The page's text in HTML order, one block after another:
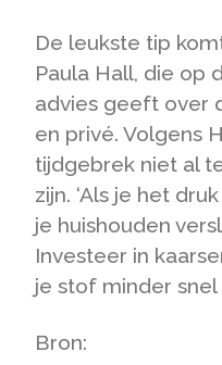
De leukste tip
Paula Hall, die op
advies geeft over
en privé. Volgens
tijdgebrek niet al
zijn. ‘Als je het
je huishouden
Investeer in
je stof minder snel
Bron: